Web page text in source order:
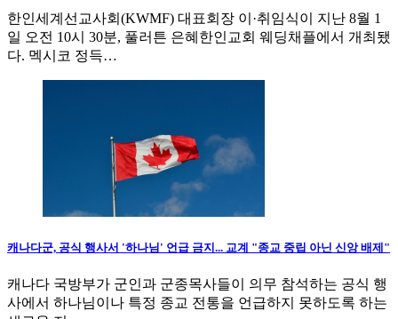
한인세계선교사회(KWMF) 대표회장 이·취임식이 지난 8월 1
일 오전 10시 30분, 풀러튼 은혜한인교회 웨딩채플에서 개최됐
다. 멕시코 정득…
캐나다군, 공식 행사서 '하나님' 언급 금지... 교계 "종교 중립 아닌 신앙 배제"
캐나다 국방부가 군인과 군종목사들이 의무 참석하는 공식 행
사에서 하나님이나 특정 종교 전통을 언급하지 못하도록 하는